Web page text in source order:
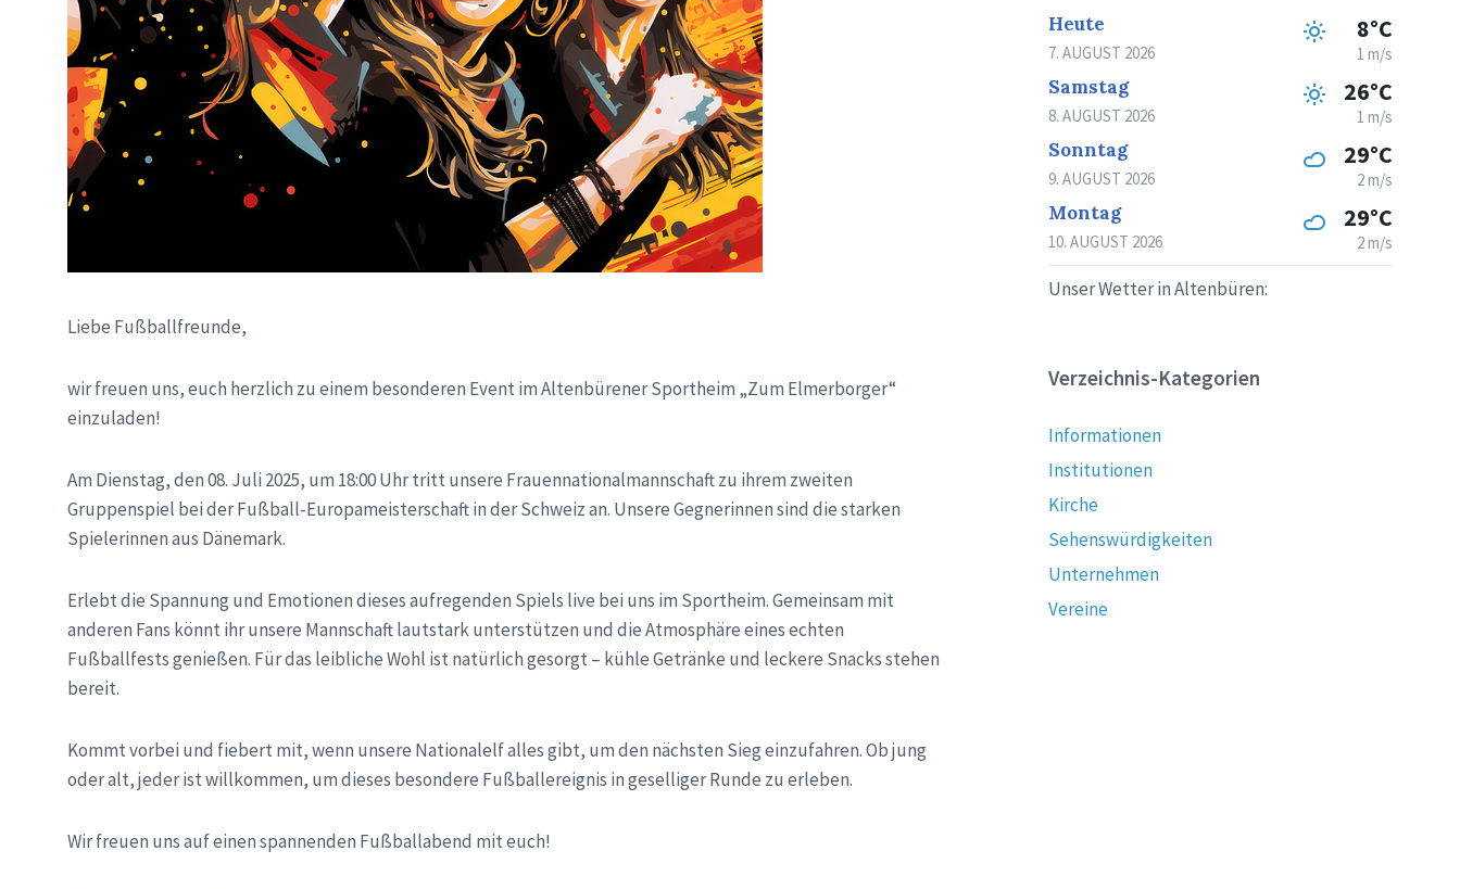
Liebe Fußballfreunde,
wir freuen uns, euch herzlich zu einem besonderen Event im Altenbürener Sportheim „Zum Elmerborger“
einzuladen!
Am Dienstag, den 08. Juli 2025, um 18:00 Uhr tritt unsere Frauennationalmannschaft zu ihrem zweiten
Gruppenspiel bei der Fußball-Europameisterschaft in der Schweiz an. Unsere Gegnerinnen sind die starken
Spielerinnen aus Dänemark.
Erlebt die Spannung und Emotionen dieses aufregenden Spiels live bei uns im Sportheim. Gemeinsam mit
anderen Fans könnt ihr unsere Mannschaft lautstark unterstützen und die Atmosphäre eines echten
Fußballfests genießen. Für das leibliche Wohl ist natürlich gesorgt – kühle Getränke und leckere Snacks stehen
bereit.
Kommt vorbei und fiebert mit, wenn unsere Nationalelf alles gibt, um den nächsten Sieg einzufahren. Ob jung
oder alt, jeder ist willkommen, um dieses besondere Fußballereignis in geselliger Runde zu erleben.
Wir freuen uns auf einen spannenden Fußballabend mit euch!
Heute
7. AUGUST 2026
8°C
1 m/s
Samstag
8. AUGUST 2026
26°C
1 m/s
Sonntag
9. AUGUST 2026
29°C
2 m/s
Montag
10. AUGUST 2026
29°C
2 m/s
Unser Wetter in Altenbüren:
Verzeichnis-Kategorien
Informationen
Institutionen
Kirche
Sehenswürdigkeiten
Unternehmen
Vereine